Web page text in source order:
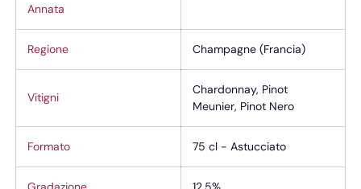
Annata
Regione Champagne (Francia)
Vitigni
Chardonnay, Pinot
Meunier, Pinot Nero
Formato 75 cl - Astucciato